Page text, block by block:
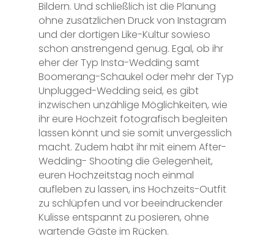
Bildern. Und schließlich ist die Planung
ohne zusätzlichen Druck von Instagram
und der dortigen Like-Kultur sowieso
schon anstrengend genug. Egal, ob ihr
eher der Typ Insta-Wedding samt
Boomerang-Schaukel oder mehr der Typ
Unplugged-Wedding seid, es gibt
inzwischen unzählige Möglichkeiten, wie
ihr eure Hochzeit fotografisch begleiten
lassen könnt und sie somit unvergesslich
macht. Zudem habt ihr mit einem After-
Wedding- Shooting die Gelegenheit,
euren Hochzeitstag noch einmal
aufleben zu lassen, ins Hochzeits-Outfit
zu schlüpfen und vor beeindruckender
Kulisse entspannt zu posieren, ohne
wartende Gäste im Rücken.